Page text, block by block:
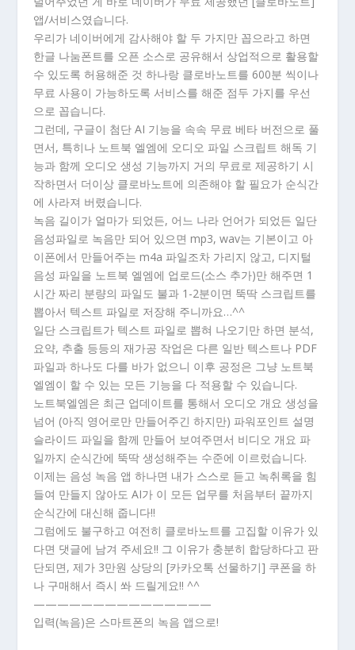
앱/서비스였습니다.
우리가 네이버에게 감사해야 할 두 가지만 꼽으라고 하면
한글 나눔폰트를 오픈 소스로 공유해서 상업적으로 활용할
수 있도록 허용해준 것 하나랑 클로바노트를 600분 씩이나
무료 사용이 가능하도록 서비스를 해준 점두 가지를 우선
으로 꼽습니다.
그런데, 구글이 첨단 AI 기능을 속속 무료 베타 버전으로 풀
면서, 특히나 노트북 엘엠에 오디오 파일 스크립트 해독 기
능과 함께 오디오 생성 기능까지 거의 무료로 제공하기 시
작하면서 더이상 클로바노트에 의존해야 할 필요가 순식간
에 사라져 버렸습니다.
녹음 길이가 얼마가 되었든, 어느 나라 언어가 되었든 일단
음성파일로 녹음만 되어 있으면 mp3, wav는 기본이고 아
이폰에서 만들어주는 m4a 파일조차 가리지 않고, 디지털
음성 파일을 노트북 엘엠에 업로드(소스 추가)만 해주면 1
시간 짜리 분량의 파일도 불과 1-2분이면 뚝딱 스크립트를
뽑아서 텍스트 파일로 저장해 주니까요…^^
일단 스크립트가 텍스트 파일로 뽑혀 나오기만 하면 분석,
요약, 추출 등등의 재가공 작업은 다른 일반 텍스트나 PDF
파일과 하나도 다를 바가 없으니 이후 공정은 그냥 노트북
엘엠이 할 수 있는 모든 기능을 다 적용할 수 있습니다.
노트북엘엠은 최근 업데이트를 통해서 오디오 개요 생성을
넘어 (아직 영어로만 만들어주긴 하지만) 파워포인트 설명
슬라이드 파일을 함께 만들어 보여주면서 비디오 개요 파
일까지 순식간에 뚝딱 생성해주는 수준에 이르렀습니다.
이제는 음성 녹음 앱 하나면 내가 스스로 듣고 녹취록을 힘
들여 만들지 않아도 AI가 이 모든 업무를 처음부터 끝까지
순식간에 대신해 줍니다!!
그럼에도 불구하고 여전히 클로바노트를 고집할 이유가 있
다면 댓글에 남겨 주세요!! 그 이유가 충분히 합당하다고 판
단되면, 제가 3만원 상당의 [카카오톡 선물하기] 쿠폰을 하
나 구매해서 즉시 쏴 드릴게요!! ^^
———————————————
입력(녹음)은 스마트폰의 녹음 앱으로!